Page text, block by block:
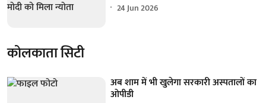
24 Jun 2026
कोलकाता सिटी
अब शाम में भी खुलेगा सरकारी अस्पतालों का
ओपीडी